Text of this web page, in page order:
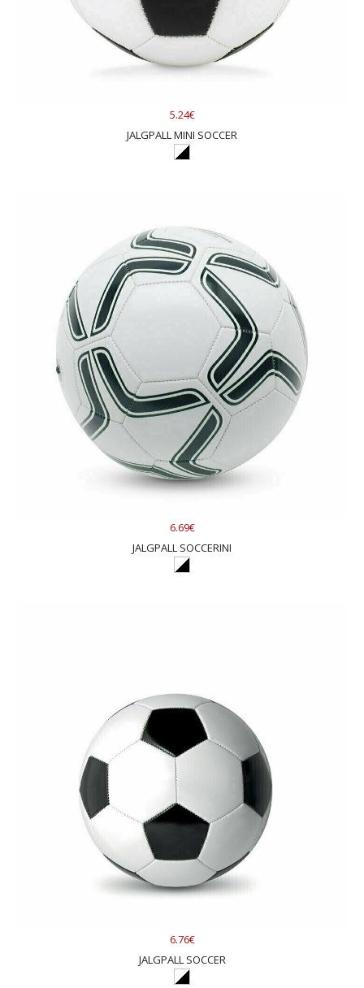
5.24€
JALGPALL MINI SOCCER
6.69€
JALGPALL SOCCERINI
6.76€
JALGPALL SOCCER